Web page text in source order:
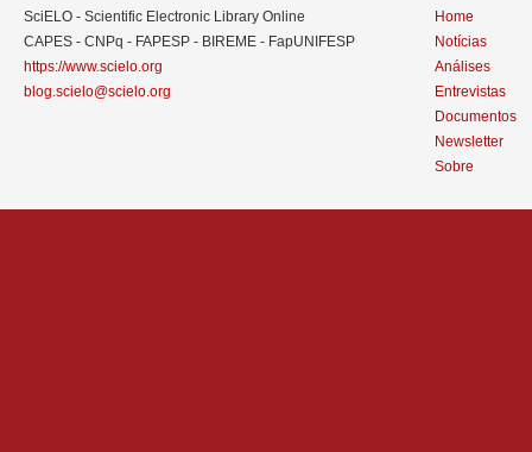
SciELO - Scientific Electronic Library Online
CAPES - CNPq - FAPESP - BIREME - FapUNIFESP
https://www.scielo.org
blog.scielo@scielo.org
Home
Notícias
Análises
Entrevistas
Documentos
Newsletter
Sobre